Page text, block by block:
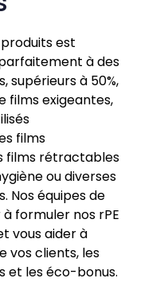
est
à des
supérieurs à 50%,
films exigeantes,
films
films rétractables
ou diverses
Nos équipes de
formuler nos rPE
vous aider à
vos clients, les
et les éco-bonus.